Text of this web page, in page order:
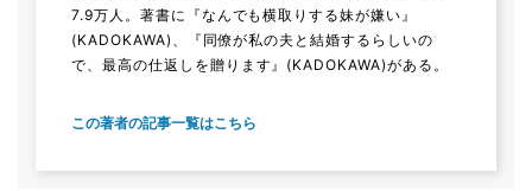
7.9万人。著書に『なんでも横取りする妹が嫌い』
(KADOKAWA)、『同僚が私の夫と結婚するらしいの
で、最高の仕返しを贈ります』(KADOKAWA)がある。
この著者の記事一覧はこちら